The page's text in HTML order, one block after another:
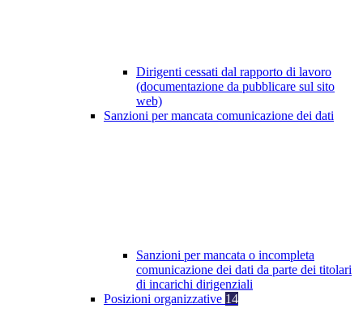
Dirigenti cessati dal rapporto di lavoro
(documentazione da pubblicare sul sito
web)
Sanzioni per mancata comunicazione dei dati
Sanzioni per mancata o incompleta
comunicazione dei dati da parte dei titolari
di incarichi dirigenziali
Posizioni organizzative 14